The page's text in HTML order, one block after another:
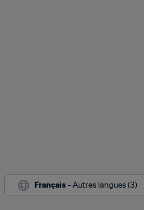
Français - Autres langues (3)